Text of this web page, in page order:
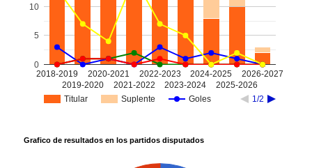
Titular Suplente Goles 1/2
2018-2019
2019-2020
2020-2021
2021-2022
2022-2023
2023-2024
2024-2025
2025-2026
2026-2027
0
5
10
Grafico de resultados en los partidos disputados